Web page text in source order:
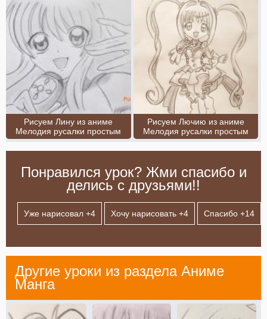
Рисуем Лину из аниме
Мелодия русалки простым
Рисуем Лючию из аниме
Мелодия русалки простым
Понравился урок? Жми спасибо и
делись с друзьями!!
Уже нарисовал +4 Хочу нарисовать +4 Спасибо +14
Другие уроки из раздела Аниме
Манга